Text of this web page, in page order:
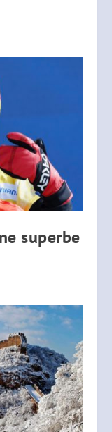
superbe